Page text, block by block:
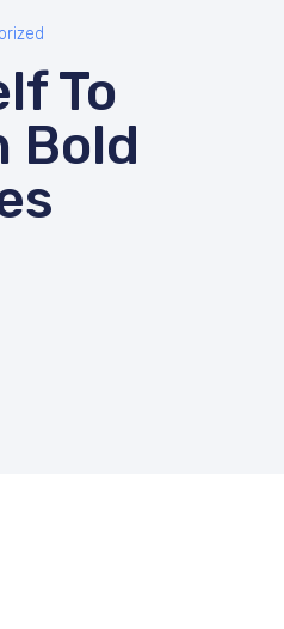
To
Bold